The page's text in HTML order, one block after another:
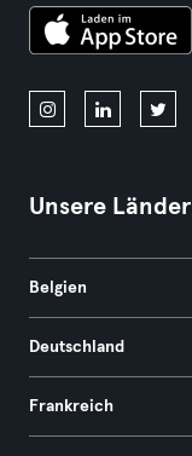
Unsere Länder
Belgien
Deutschland
Frankreich